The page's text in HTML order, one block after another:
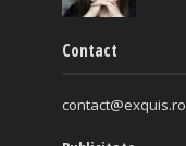
Contact
contact@exquis.ro